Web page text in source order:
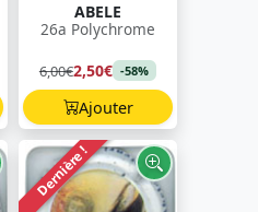
ABELE
26a Polychrome
6,00€2,50€ -58%
Ajouter
Dernière !